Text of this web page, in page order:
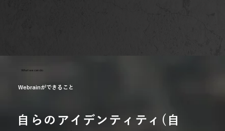
What we can do
Webrainができること
自らのアイデンティティ(自